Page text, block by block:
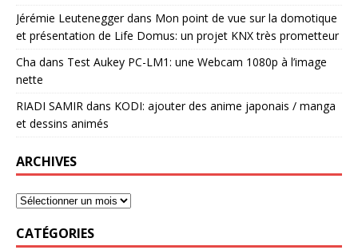
Jérémie Leuteneggerdans Mon point de vue sur la domotique
et présentation de Life Domus: un projet KNX très prometteur
Cha dans Test Aukey PC-LM1: une Webcam 1080p à l’image
nette
RIADI SAMIR dans KODI: ajouter des anime japonais / manga
et dessins animés
ARCHIVES
CATÉGORIES